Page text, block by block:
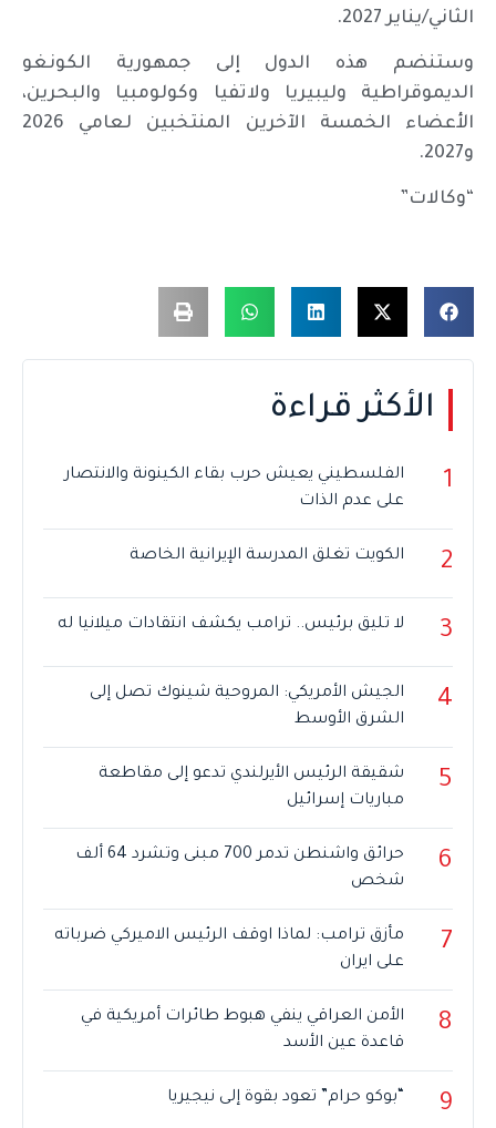
الثاني/يناير 2027.
وستنضم هذه الدول إلى جمهورية الكونغو
الديموقراطية وليبيريا ولاتفيا وكولومبيا والبحرين،
الأعضاء الخمسة الآخرين المنتخبين لعامي 2026
و2027.
“وكالات”
الأكثر قراءة
1
الفلسطيني يعيش حرب بقاء الكينونة والانتصار
على عدم الذات
2 الكويت تغلق المدرسة الإيرانية الخاصة
3 لا تليق برئيس.. ترامب يكشف انتقادات ميلانيا له
4
الجيش الأمريكي: المروحية شينوك تصل إلى
الشرق الأوسط
5
شقيقة الرئيس الأيرلندي تدعو إلى مقاطعة
مباريات إسرائيل
6
حرائق واشنطن تدمر 700 مبنى وتشرد 64 ألف
شخص
7
مأزق ترامب: لماذا اوقف الرئيس الاميركي ضرباته
على ايران
8
الأمن العراقي ينفي هبوط طائرات أمريكية في
قاعدة عين الأسد
9 “بوكو حرام” تعود بقوة إلى نيجيريا